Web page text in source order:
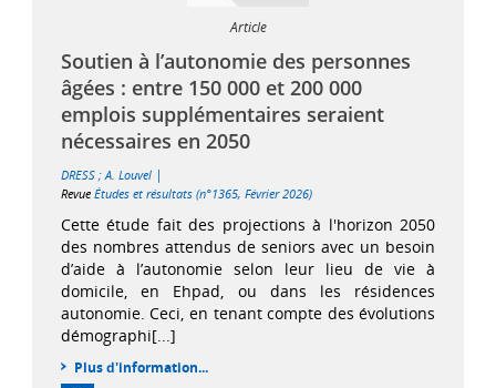
Article
Soutien à l’autonomie des personnes
âgées : entre 150 000 et 200 000
emplois supplémentaires seraient
nécessaires en 2050
DRESS;A. Louvel |
Revue Études et résultats (n°1365, Février 2026)
Cette étude fait des projections à l'horizon 2050
des nombres attendus de seniors avec un besoin
d’aide à l’autonomie selon leur lieu de vie à
domicile, en Ehpad, ou dans les résidences
autonomie. Ceci, en tenant compte des évolutions
démographi[...]
Plus d'information...